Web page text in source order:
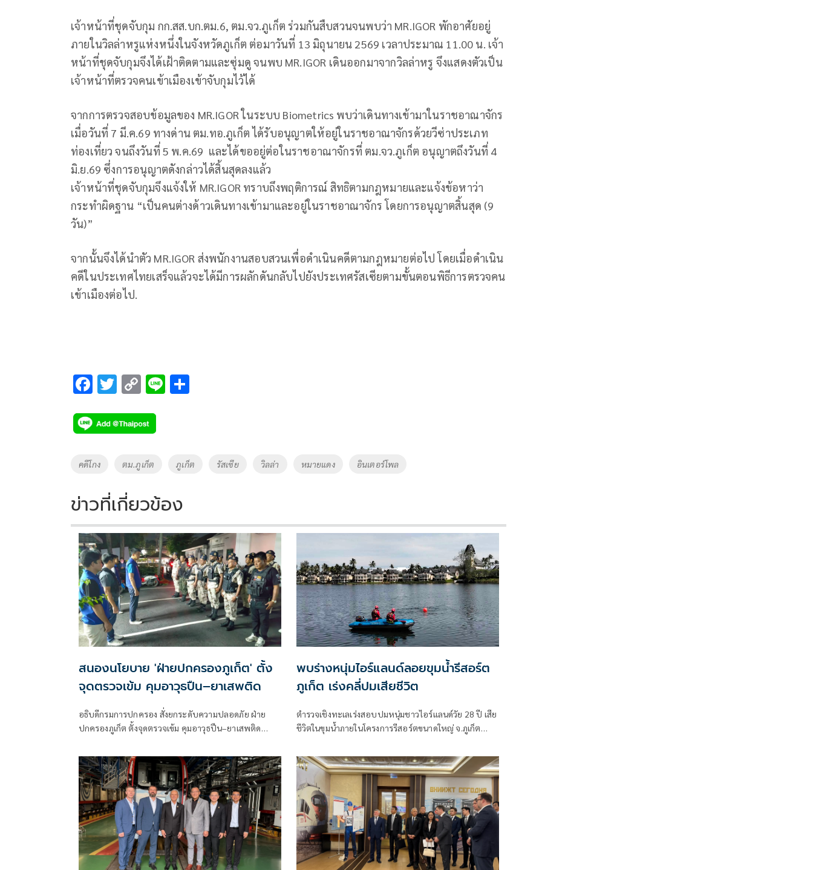
เจ้าหน้าที่ชุดจับกุม กก.สส.บก.ตม.6, ตม.จว.ภูเก็ต ร่วมกันสืบสวนจนพบว่า MR.IGOR พักอาศัยอยู่
ภายในวิลล่าหรูแห่งหนึ่งในจังหวัดภูเก็ต ต่อมาวันที่ 13 มิถุนายน 2569 เวลาประมาณ 11.00 น. เจ้า
หน้าที่ชุดจับกุมจึงได้เฝ้าติดตามและซุ่มดู จนพบ MR.IGOR เดินออกมาจากวิลล่าหรู จึงแสดงตัวเป็น
เจ้าหน้าที่ตรวจคนเข้าเมืองเข้าจับกุมไว้ได้
จากการตรวจสอบข้อมูลของ MR.IGOR ในระบบ Biometrics พบว่าเดินทางเข้ามาในราชอาณาจักร
เมื่อวันที่ 7 มี.ค.69 ทางด่าน ตม.ทอ.ภูเก็ต ได้รับอนุญาตให้อยู่ในราชอาณาจักรด้วยวีซ่าประเภท
ท่องเที่ยว จนถึงวันที่ 5 พ.ค.69 และได้ขออยู่ต่อในราชอาณาจักรที่ ตม.จว.ภูเก็ต อนุญาตถึงวันที่ 4
มิ.ย.69 ซึ่งการอนุญาตดังกล่าวได้สิ้นสุดลงแล้ว
เจ้าหน้าที่ชุดจับกุมจึงแจ้งให้ MR.IGOR ทราบถึงพฤติการณ์ สิทธิตามกฎหมายและแจ้งข้อหาว่า
กระทำผิดฐาน “เป็นคนต่างด้าวเดินทางเข้ามาและอยู่ในราชอาณาจักร โดยการอนุญาตสิ้นสุด (9
วัน)”
จากนั้นจึงได้นำตัว MR.IGOR ส่งพนักงานสอบสวนเพื่อดำเนินคดีตามกฎหมายต่อไป โดยเมื่อดำเนิน
คดีในประเทศไทยเสร็จแล้วจะได้มีการผลักดันกลับไปยังประเทศรัสเซียตามขั้นตอนพิธีการตรวจคน
เข้าเมืองต่อไป.
F
e
b
o
k
T
tt
er
C
p
y
Li
k
Li
Tags
คดีโกง ตม.ภูเก็ต ภูเก็ต รัสเซีย วิลล่า หมายแดง อินเตอร์โพล
ข่าวที่เกี่ยวข้อง
สนองนโยบาย 'ฝ่ายปกครองภูเก็ต' ตั้ง
จุดตรวจเข้ม คุมอาวุธปืน–ยาเสพติด
อธิบดีกรมการปกครอง สั่งยกระดับความปลอดภัย ฝ่าย
ปกครองภูเก็ต ตั้งจุดตรวจเข้ม คุมอาวุธปืน–ยาเสพติด
พบร่างหนุ่มไอร์แลนด์ลอยขุมน้ำรีสอร์ต
ภูเก็ต เร่งคลี่ปมเสียชีวิต
ตำรวจเชิงทะเลเร่งสอบปมหนุ่มชาวไอร์แลนด์วัย 28 ปี เสีย
ชีวิตในขุมน้ำภายในโครงการรีสอร์ตขนาดใหญ่ จ.ภูเก็ต
สาเหตุที่แน่ชัด ประสานสถานทูตแจ้งครอบครัวแล้ว